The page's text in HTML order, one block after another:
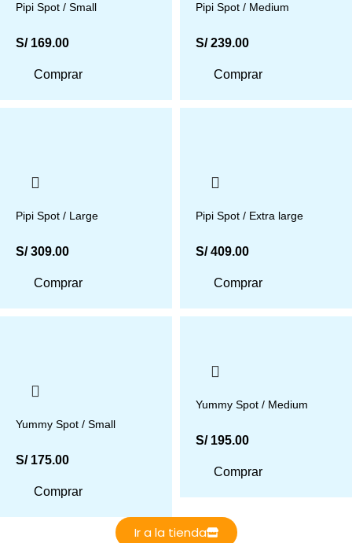
Pipi Spot / Small
S/169.00
Comprar
Pipi Spot / Medium
S/239.00
Comprar
Pipi Spot / Large
S/309.00
Comprar
Pipi Spot / Extra large
S/409.00
Comprar
Yummy Spot / Small
S/175.00
Comprar
Yummy Spot / Medium
S/195.00
Comprar
Ir a la tienda